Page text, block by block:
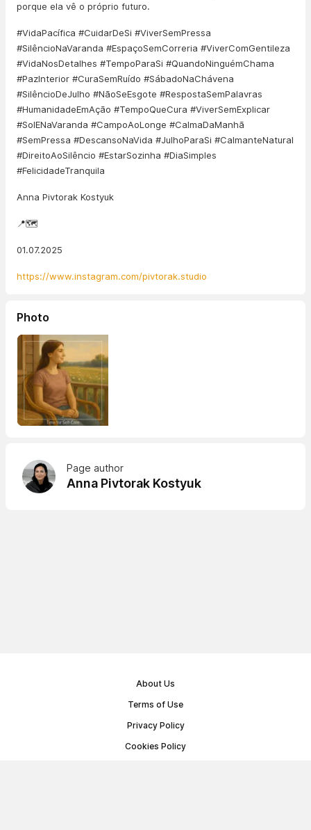
porque ela vê o próprio futuro.
#VidaPacífica #CuidarDeSi #ViverSemPressa
#SilêncioNaVaranda #EspaçoSemCorreria #ViverComGentileza
#VidaNosDetalhes #TempoParaSi #QuandoNinguémChama
#PazInterior #CuraSemRuído #SábadoNaChávena
#SilêncioDeJulho #NãoSeEsgote #RespostaSemPalavras
#HumanidadeEmAção #TempoQueCura #ViverSemExplicar
#SolENaVaranda #CampoAoLonge #CalmaDaManhã
#SemPressa #DescansoNaVida #JulhoParaSi #CalmanteNatural
#DireitoAoSilêncio #EstarSozinha #DiaSimples
#FelicidadeTranquila
Anna Pivtorak Kostyuk
📍🗺️
01.07.2025
https://www.instagram.com/pivtorak.studio
Photo
Page author
Anna Pivtorak Kostyuk
About Us
Terms of Use
Privacy Policy
Cookies Policy